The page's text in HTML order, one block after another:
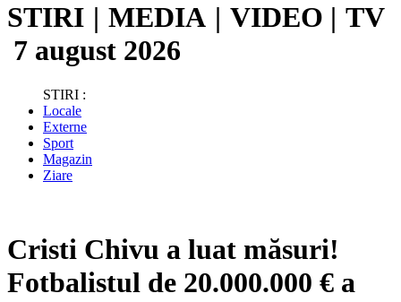
STIRI | MEDIA | VIDEO | TV
7 august 2026
STIRI :
Locale
Externe
Sport
Magazin
Ziare
Cristi Chivu a luat măsuri!
Fotbalistul de 20.000.000 € a